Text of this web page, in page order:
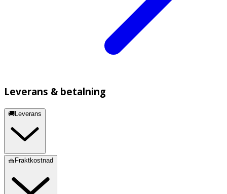
Leverans & betalning
🚚Leverans
🧺Fraktkostnad